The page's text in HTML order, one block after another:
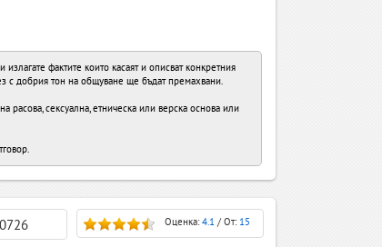
фактите които касаят и описват конкретния
с добрия тон на общуване ще бъдат премахвани.
сексуална, етническа или верска основа или
Оценка:4.1 / От: 15